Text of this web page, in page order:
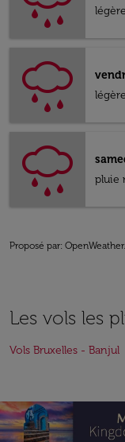
pluie
Proposé par:
Les vols les
Vols Bruxelles - Banjul